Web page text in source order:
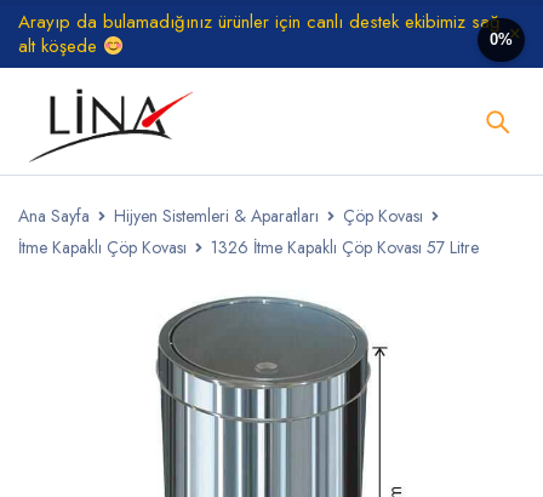
Arayıp da bulamadığınız ürünler için canlı destek ekibimiz sağ
alt köşede
Ana Sayfa Hijyen Sistemleri & Aparatları
Çöp Kovası
İtme Kapaklı Çöp Kovası
1326 İtme Kapaklı Çöp Kovası 57 Litre
0%